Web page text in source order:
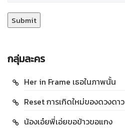
กลุ่มละคร
Her in Frame เธอในภาพนั้น
Reset การเกิดใหม่ของดวงดาว
น้องเอ๋ยพี่เอ่ยขอข้าวขอแกง